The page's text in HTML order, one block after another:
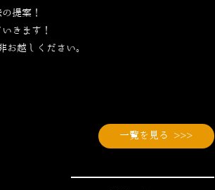
提案！
きます！
越しください。
一覧を見る >>>